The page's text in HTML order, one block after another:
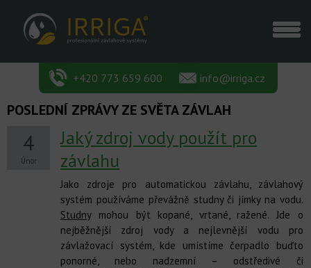
+420 773 659 600 info@irriga.cz
POSLEDNÍ ZPRÁVY ZE SVĚTA ZÁVLAH
4
Únor
Jaký zdroj vody použít pro
závlahu
Jako zdroje pro automatickou závlahu, závlahový
systém používáme převážně studny či jímky na vodu.
Studnymohou být kopané, vrtané, ražené. Jde o
nejběžnější zdroj vody a nejlevnější vodu pro
závlažovací systém, kde umístíme čerpadlo buďto
ponorné, nebo nadzemní – odstředivé či